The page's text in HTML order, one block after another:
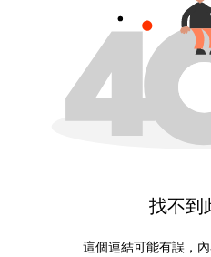
找不到
這個連結可能有誤，